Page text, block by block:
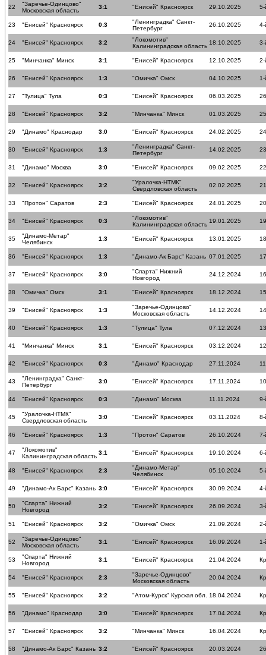
22
"Заречье-Одинцово"
Московская область
3:1 "Енисей" Красноярск 29.10.2025 5-
23 "Енисей" Красноярск 0:3
"Ленинградка" Санкт-
Петербург
26.10.2025 4-
24 "Енисей" Красноярск 3:2
"Локомотив"
Калининградская область
18.10.2025 3-
25 "Минчанка" Минск 3:1 "Енисей" Красноярск 12.10.2025 2-
26 "Енисей" Красноярск 1:3 "Омичка" Омск 04.10.2025
27 "Тулица" Тула 0:3 "Енисей" Красноярск 06.03.2025
28 "Енисей" Красноярск 3:2 "Минчанка" Минск 01.03.2025
29 "Динамо" Краснодар 3:0 "Енисей" Красноярск 24.02.2025
30 "Енисей" Красноярск 1:3
"Ленинградка" Санкт-
Петербург
14.02.2025
31 "Динамо" Москва 3:0 "Енисей" Красноярск 09.02.2025
32 "Енисей" Красноярск 3:2
"Уралочка-НТМК"
Свердловская область
02.02.2025
33 "Протон" Саратов 2:3 "Енисей" Красноярск 24.01.2025
34 "Енисей" Красноярск 0:3
"Локомотив"
Калининградская область
19.01.2025
35
"Динамо-Метар"
Челябинск
1:3 "Енисей" Красноярск 13.01.2025
36 "Енисей" Красноярск 1:3 "Динамо-Ак Барс" Казань 07.01.2025
37 "Енисей" Красноярск 3:0
"Спарта" Нижний
Новгород
24.12.2024
38 "Омичка" Омск 3:1 "Енисей" Красноярск 18.12.2024
39 "Енисей" Красноярск 1:3
"Заречье-Одинцово"
Московская область
14.12.2024
40 "Енисей" Красноярск 1:3 "Тулица" Тула 07.12.2024
41 "Минчанка" Минск 3:1 "Енисей" Красноярск 03.12.2024
42 "Енисей" Красноярск 0:3 "Динамо" Краснодар 27.11.2024
43
"Ленинградка" Санкт-
Петербург
3:0 "Енисей" Красноярск 17.11.2024
44 "Енисей" Красноярск 0:3 "Динамо" Москва 11.11.2024 9-
45
"Уралочка-НТМК"
Свердловская область
3:0 "Енисей" Красноярск 03.11.2024 8-
46 "Енисей" Красноярск 1:3 "Протон" Саратов 26.10.2024 7-
47
"Локомотив"
Калининградская область
3:1 "Енисей" Красноярск 19.10.2024 6-
48 "Енисей" Красноярск 2:3
"Динамо-Метар"
Челябинск
05.10.2024 5-
49 "Динамо-Ак Барс" Казань 3:0 "Енисей" Красноярск 30.09.2024 4-
50
"Спарта" Нижний
Новгород
3:2 "Енисей" Красноярск 26.09.2024 3-
51 "Енисей" Красноярск 3:2 "Омичка" Омск 21.09.2024 2-
52
"Заречье-Одинцово"
Московская область
3:1 "Енисей" Красноярск 16.09.2024
53
"Спарта" Нижний
Новгород
3:1 "Енисей" Красноярск 21.04.2024
54 "Енисей" Красноярск 2:3
"Заречье-Одинцово"
Московская область
20.04.2024
55 "Енисей" Красноярск 3:2 "Атом-Курск" Курская обл. 18.04.2024
56 "Динамо" Краснодар 3:0 "Енисей" Красноярск 17.04.2024
57 "Енисей" Красноярск 3:2 "Минчанка" Минск 16.04.2024
58 "Динамо-Ак Барс" Казань 3:2 "Енисей" Красноярск 20.03.2024